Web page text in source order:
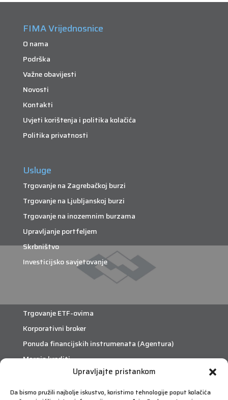
Upravljajte pristankom
Da bismo pružili najbolje iskustvo, koristimo tehnologije poput kolačića
FIMA Vrijednosnice
O nama
Podrška
Važne obavijesti
Novosti
Kontakti
Uvjeti korištenja i politika kolačića
Politika privatnosti
Usluge
Trgovanje na Zagrebačkoj burzi
Trgovanje na Ljubljanskoj burzi
Trgovanje na inozemnim burzama
Upravljanje portfeljem
Skrbništvo
Investicijsko savjetovanje
Trgovanje ETF-ovima
Korporativni broker
Ponuda financijskih instrumenata (Agentura)
Margin krediti
eTrade